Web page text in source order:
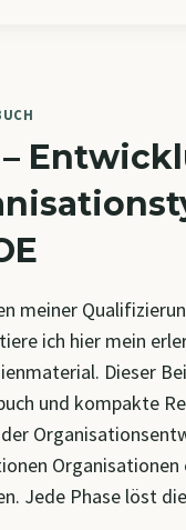
–
meiner
ich hier mein
Dieser
und kompakte
Jede Phase löst